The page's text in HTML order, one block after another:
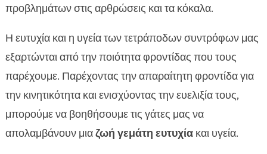
 Κατάλληλη διατροφή για την κινητικότητα των
Η σημασία της άσκησης για ηλικιωμένες γάτες
 Παιχνίδια και δραστηριότητες που ενθαρρύνουν
την κίνηση

Φάρμακα και θεραπείες για κινητικά
προβλήματα
 Ρόλος της ορθοπαιδικής υποστήριξης
προβλημάτων στις αρθρώσεις και τα κόκαλα.
Η ευτυχία και η υγεία των τετράποδων συντρόφων μας
εξαρτώνται από την ποιότητα φροντίδας που τους
παρέχουμε. Παρέχοντας την απαραίτητη φροντίδα για
την κινητικότητα και ενισχύοντας την ευελιξία τους,
μπορούμε να βοηθήσουμε τις γάτες μας να
απολαμβάνουν μιαζωή γεμάτη ευτυχίακαι υγεία.